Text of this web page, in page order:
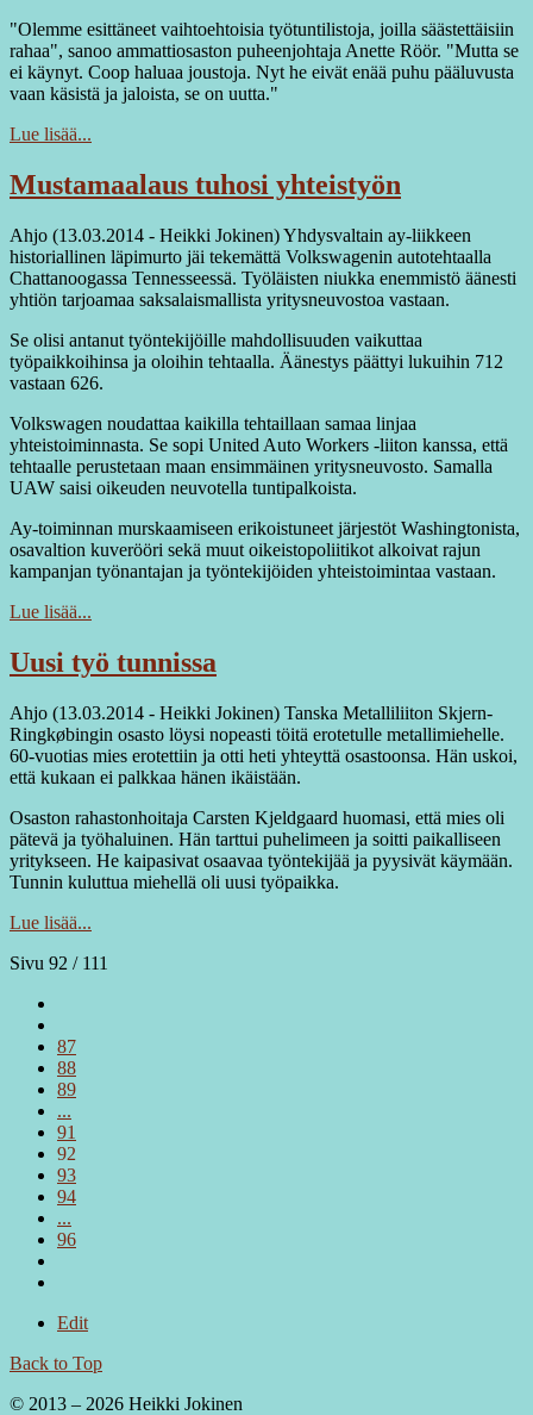
"Olemme esittäneet vaihtoehtoisia työtuntilistoja, joilla säästettäisiin
rahaa", sanoo ammattiosaston puheenjohtaja Anette Röör. "Mutta se
ei käynyt. Coop haluaa joustoja. Nyt he eivät enää puhu pääluvusta
vaan käsistä ja jaloista, se on uutta."
Lue lisää...
Mustamaalaus tuhosi yhteistyön
Ahjo (13.03.2014 - Heikki Jokinen) Yhdysvaltain ay-liikkeen
historiallinen läpimurto jäi tekemättä Volkswagenin autotehtaalla
Chattanoogassa Tennesseessä. Työläisten niukka enemmistö äänesti
yhtiön tarjoamaa saksalaismallista yritysneuvostoa vastaan.
Se olisi antanut työntekijöille mahdollisuuden vaikuttaa
työpaikkoihinsa ja oloihin tehtaalla. Äänestys päättyi lukuihin 712
vastaan 626.
Volkswagen noudattaa kaikilla tehtaillaan samaa linjaa
yhteistoiminnasta. Se sopi United Auto Workers -liiton kanssa, että
tehtaalle perustetaan maan ensimmäinen yritysneuvosto. Samalla
UAW saisi oikeuden neuvotella tuntipalkoista.
Ay-toiminnan murskaamiseen erikoistuneet järjestöt Washingtonista,
osavaltion kuverööri sekä muut oikeistopoliitikot alkoivat rajun
kampanjan työnantajan ja työntekijöiden yhteistoimintaa vastaan.
Lue lisää...
Uusi työ tunnissa
Ahjo (13.03.2014 - Heikki Jokinen) Tanska Metalliliiton Skjern-
Ringkøbingin osasto löysi nopeasti töitä erotetulle metallimiehelle.
60-vuotias mies erotettiin ja otti heti yhteyttä osastoonsa. Hän uskoi,
että kukaan ei palkkaa hänen ikäistään.
Osaston rahastonhoitaja Carsten Kjeldgaard huomasi, että mies oli
pätevä ja työhaluinen. Hän tarttui puhelimeen ja soitti paikalliseen
yritykseen. He kaipasivat osaavaa työntekijää ja pyysivät käymään.
Tunnin kuluttua miehellä oli uusi työpaikka.
Lue lisää...
Sivu 92 / 111
87
88
89
...
91
92
93
94
...
96
Edit
Back to Top
© 2013 – 2026 Heikki Jokinen